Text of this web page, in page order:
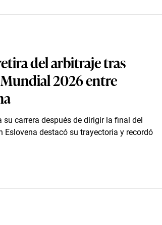
del arbitraje tras
2026 entre
carrera después de dirigir la final del
Eslovena destacó su trayectoria y recordó